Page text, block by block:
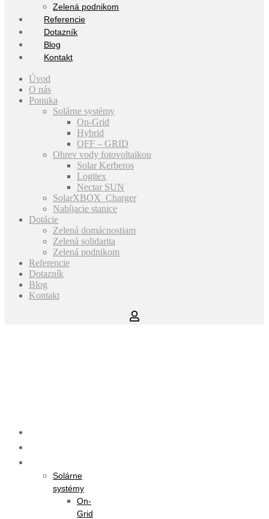
Zelená podnikom
Referencie
Dotazník
Blog
Kontakt
Úvod
O nás
Ponuka
Solárne systémy
On-Grid
Hybrid
OFF – GRID
Ohrev vody fotovoltaikou
Solar Kerberos
Logitex
Nectar SUN
SolarXBOX Charger
Nabíjacie stanice
Dotácie
Zelená domácnostiam
Zelená solidarita
Zelená podnikom
Referencie
Dotazník
Blog
Kontakt
Solárne
systémy
On-
Grid